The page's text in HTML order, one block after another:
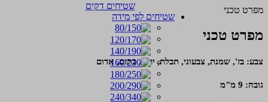
שטיחים דקים
שטיחים לפי מידה
מפרט טכני
מפרט טכני
צבע: בז', שמנת, צבעוני, תכלת, ירוק, כתום, אדום
גובה: 9 מ"מ